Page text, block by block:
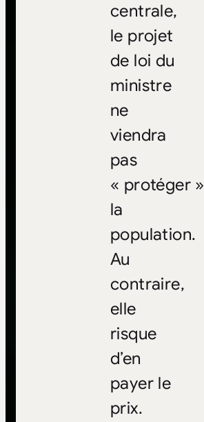
centrale,
le projet
de loi du
ministre
ne
viendra
pas
« protéger »
la
population.
Au
contraire,
elle
risque
d’en
payer le
prix.